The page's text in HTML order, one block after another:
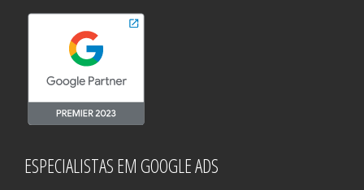
ESPECIALISTAS EM GOOGLE ADS